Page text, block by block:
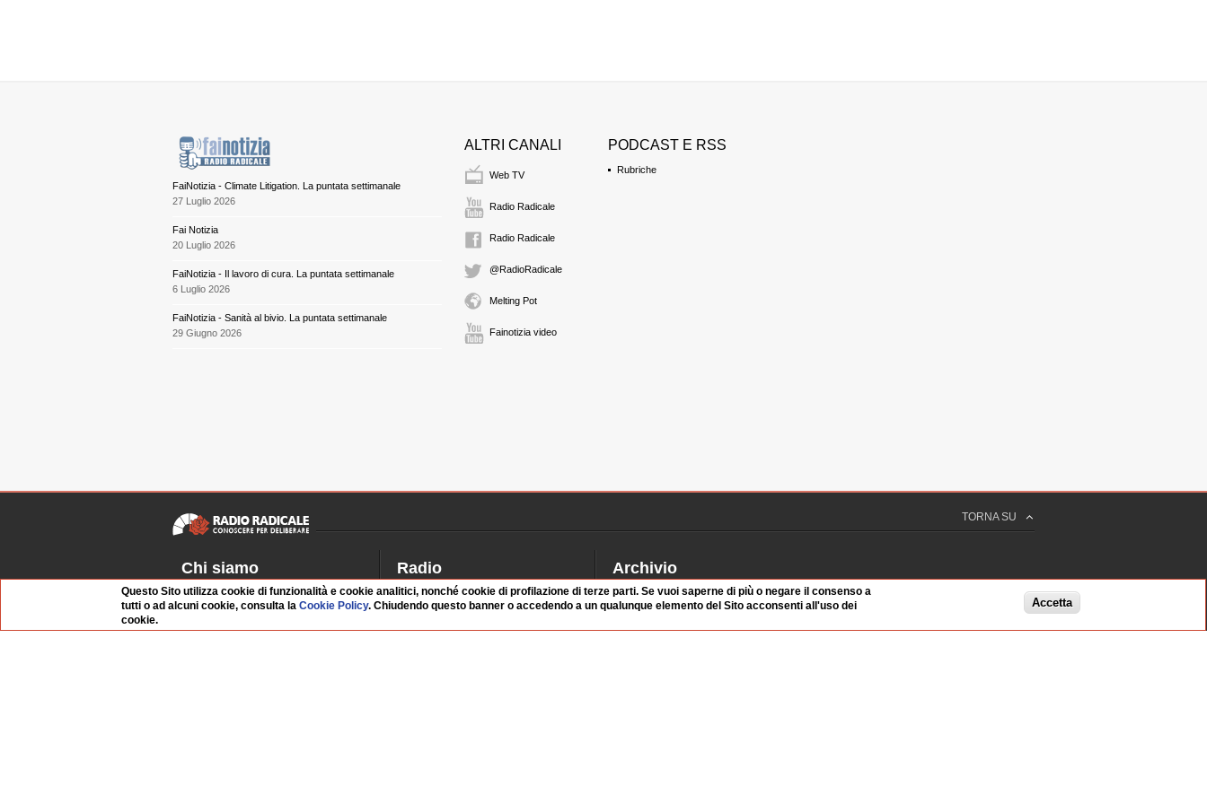
FaiNotizia - Climate Litigation. La puntata settimanale
27 Luglio 2026
Fai Notizia
20 Luglio 2026
FaiNotizia - Il lavoro di cura. La puntata settimanale
6 Luglio 2026
FaiNotizia - Sanità al bivio. La puntata settimanale
29 Giugno 2026
ALTRI CANALI
Web TV
Radio Radicale
Radio Radicale
@RadioRadicale
Melting Pot
Fainotizia video
PODCAST E RSS
Rubriche
TORNA SU
Chi siamo
Dossier Radio Radicale
Questo sito
L'Archivio
Radio
Palinsesto
Riascolta
Dirette
Archivio
Videoparlamento
Istituzioni
Dibattiti
Questo Sito utilizza cookie di funzionalità e cookie analitici, nonché cookie di profilazione di terze parti. Se vuoi saperne di più o negare il consenso a
tutti o ad alcuni cookie, consulta laCookie Policy. Chiudendo questo banner o accedendo a un qualunque elemento del Sito acconsenti all'uso dei
cookie.
Accetta